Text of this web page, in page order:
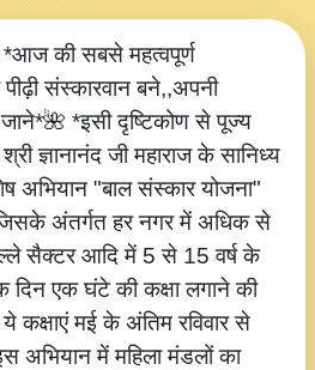
*आज की सबसे महत्वपूर्ण
संस्कारवान बने,,अपनी
*इसी दृष्टिकोण से पूज्य
ज्ञानानंद जी महाराज के सानिध्य
अभियान "बाल संस्कार योजना"
अंतर्गत हर नगर में अधिक से
सैक्टर आदि में 5 से 15 वर्ष के
दिन एक घंटे की कक्षा लगाने की
कक्षाएं मई के अंतिम रविवार से
अभियान में महिला मंडलों का